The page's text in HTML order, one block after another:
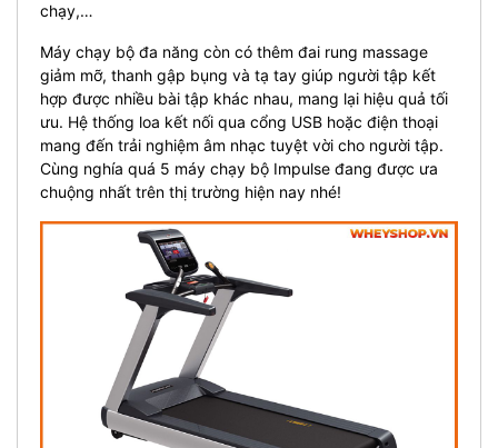
chạy,…
Máy chạy bộ đa năng còn có thêm đai rung massage
giảm mỡ, thanh gập bụng và tạ tay giúp người tập kết
hợp được nhiều bài tập khác nhau, mang lại hiệu quả tối
ưu. Hệ thống loa kết nối qua cổng USB hoặc điện thoại
mang đến trải nghiệm âm nhạc tuyệt vời cho người tập.
Cùng nghía quá 5 máy chạy bộ Impulse đang được ưa
chuộng nhất trên thị trường hiện nay nhé!